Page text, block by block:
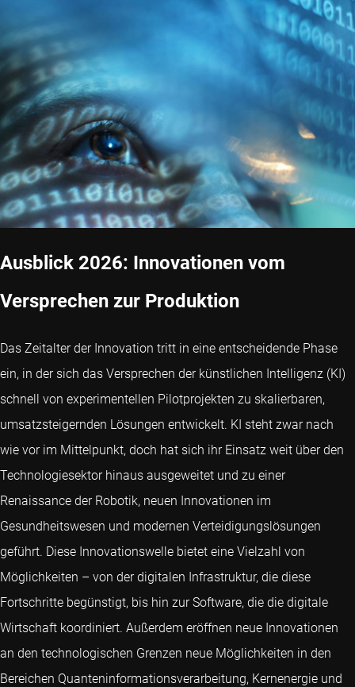
Ausblick 2026: Innovationen vom
Versprechen zur Produktion
Das Zeitalter der Innovation tritt in eine entscheidende Phase
ein, in der sich das Versprechen der künstlichen Intelligenz (KI)
schnell von experimentellen Pilotprojekten zu skalierbaren,
umsatzsteigernden Lösungen entwickelt. KI steht zwar nach
wie vor im Mittelpunkt, doch hat sich ihr Einsatz weit über den
Technologiesektor hinaus ausgeweitet und zu einer
Renaissance der Robotik, neuen Innovationen im
Gesundheitswesen und modernen Verteidigungslösungen
geführt. Diese Innovationswelle bietet eine Vielzahl von
Möglichkeiten – von der digitalen Infrastruktur, die diese
Fortschritte begünstigt, bis hin zur Software, die die digitale
Wirtschaft koordiniert. Außerdem eröffnen neue Innovationen
an den technologischen Grenzen neue Möglichkeiten in den
Bereichen Quanteninformationsverarbeitung, Kernenergie und